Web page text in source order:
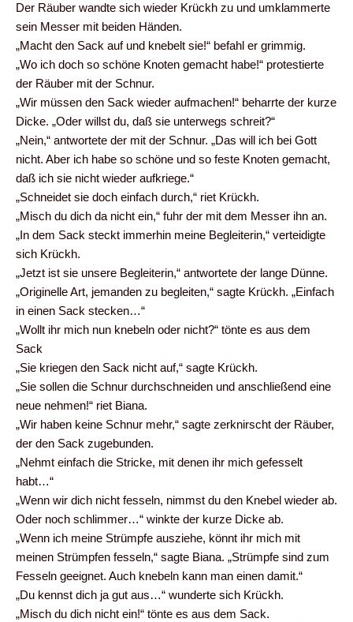
Der Räuber wandte sich wieder Krückh zu und umklammerte
sein Messer mit beiden Händen.
„Macht den Sack auf und knebelt sie!“ befahl er grimmig.
„Wo ich doch so schöne Knoten gemacht habe!“ protestierte
der Räuber mit der Schnur.
„Wir müssen den Sack wieder aufmachen!“ beharrte der kurze
Dicke. „Oder willst du, daß sie unterwegs schreit?“
„Nein,“ antwortete der mit der Schnur. „Das will ich bei Gott
nicht. Aber ich habe so schöne und so feste Knoten gemacht,
daß ich sie nicht wieder aufkriege.“
„Schneidet sie doch einfach durch,“ riet Krückh.
„Misch du dich da nicht ein,“ fuhr der mit dem Messer ihn an.
„In dem Sack steckt immerhin meine Begleiterin,“ verteidigte
sich Krückh.
„Jetzt ist sie unsere Begleiterin,“ antwortete der lange Dünne.
„Originelle Art, jemanden zu begleiten,“ sagte Krückh. „Einfach
in einen Sack stecken…“
„Wollt ihr mich nun knebeln oder nicht?“ tönte es aus dem
Sack
„Sie kriegen den Sack nicht auf,“ sagte Krückh.
„Sie sollen die Schnur durchschneiden und anschließend eine
neue nehmen!“ riet Biana.
„Wir haben keine Schnur mehr,“ sagte zerknirscht der Räuber,
der den Sack zugebunden.
„Nehmt einfach die Stricke, mit denen ihr mich gefesselt
habt…“
„Wenn wir dich nicht fesseln, nimmst du den Knebel wieder ab.
Oder noch schlimmer…“ winkte der kurze Dicke ab.
„Wenn ich meine Strümpfe ausziehe, könnt ihr mich mit
meinen Strümpfen fesseln,“ sagte Biana. „Strümpfe sind zum
Fesseln geeignet. Auch knebeln kann man einen damit.“
„Du kennst dich ja gut aus…“ wunderte sich Krückh.
„Misch du dich nicht ein!“ tönte es aus dem Sack.